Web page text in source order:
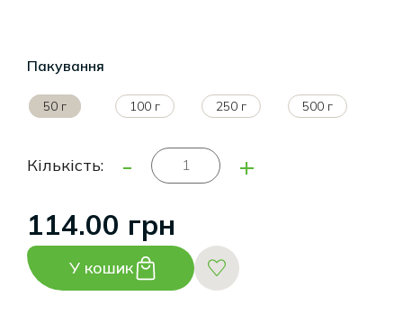
Пакування
50 г 100 г 250 г 500 г
Кількість: - +
114.00 грн
У кошик